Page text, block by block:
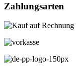
Zahlungsarten